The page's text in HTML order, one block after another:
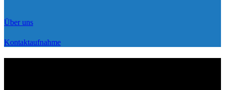
Über uns
Kontaktaufnahme